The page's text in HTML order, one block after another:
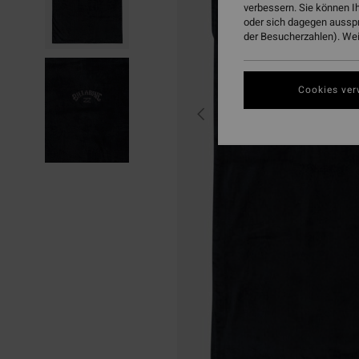
verbessern. Sie können
oder sich dagegen
der Besucherzahlen).
Cookies